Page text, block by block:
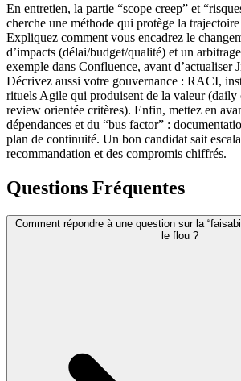
En entretien, la partie “scope creep” et
cherche une méthode qui protège la
Expliquez comment vous encadrez le
d’impacts (délai/budget/qualité) et un
exemple dans Confluence, avant d’actualiser
Décrivez aussi votre gouvernance : RACI,
rituels Agile qui produisent de la valeur (daily
review orientée critères). Enfin, mettez en
dépendances et du “bus factor” :
plan de continuité. Un bon candidat sait
recommandation et des compromis chiffrés.
Questions Fréquentes
Comment répondre à une question sur la
le flou ?